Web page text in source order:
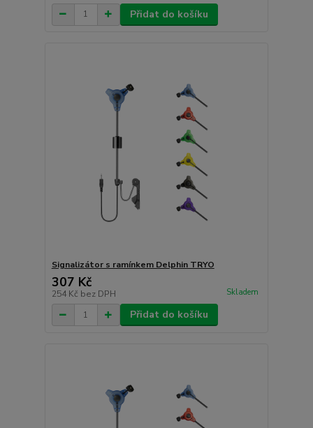
Přidat do košíku
Signalizátor s ramínkem Delphin TRYO
307 Kč
254 Kč bez DPH Skladem
Přidat do košíku